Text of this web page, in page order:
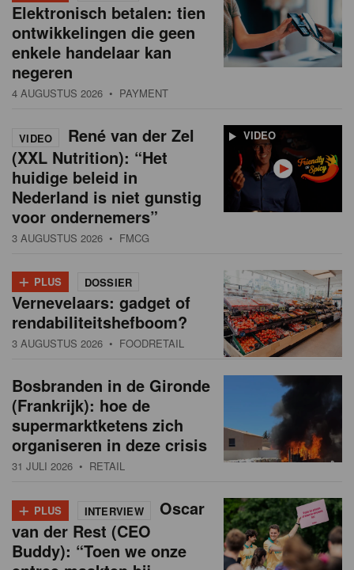
Elektronisch betalen: tien
ontwikkelingen die geen
enkele handelaar kan
negeren
4 AUGUSTUS 2026 • PAYMENT
VIDEO
VIDEO
René van der Zel
(XXL Nutrition): “Het
huidige beleid in
Nederland is niet gunstig
voor ondernemers”
3 AUGUSTUS 2026 • FMCG
+ PLUS DOSSIER
Vernevelaars: gadget of
rendabiliteitshefboom?
3 AUGUSTUS 2026 • FOODRETAIL
Bosbranden in de Gironde
(Frankrijk): hoe de
supermarktketens zich
organiseren in deze crisis
31 JULI 2026 • RETAIL
+ PLUS INTERVIEW
Oscar
van der Rest (CEO
Buddy): “Toen we onze